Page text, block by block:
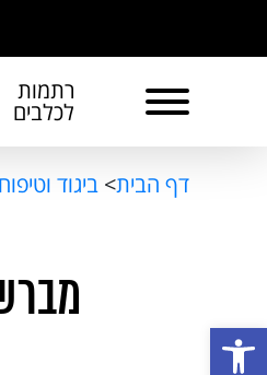
פתח סרגל נגישות
רתמות
לכלבים
דף הבית> ביגוד